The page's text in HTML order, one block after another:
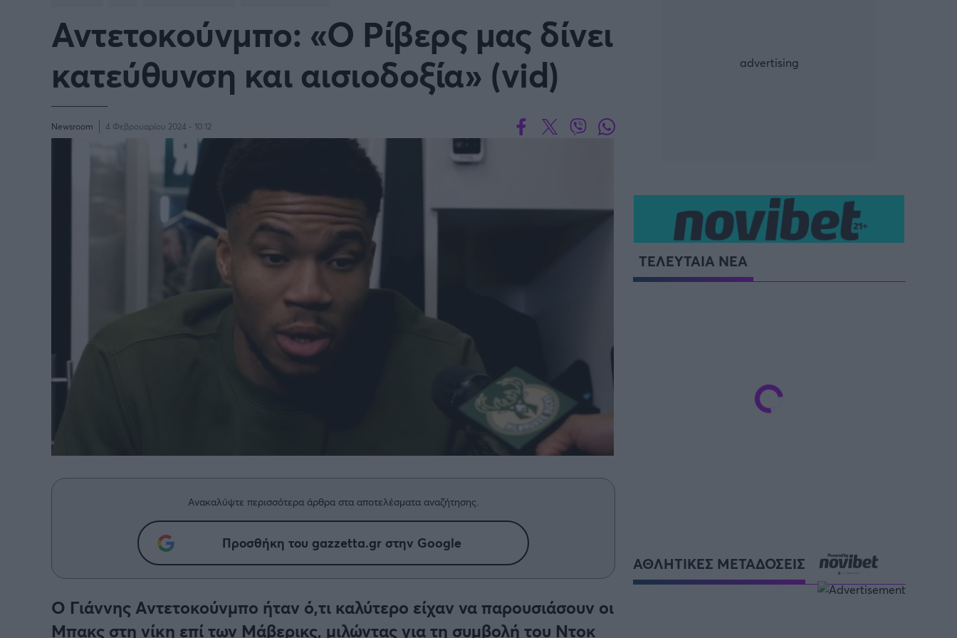
Πυγμαχία Άρση Βαρών
Γιώργος Τσακίρης Μιχάλης Τσαμπάς Δημήτρης Τσορμπατζόγλου
BASKETBALL CHAMPIONS
LEAGUE
NBA WNBA
VTB LEAGUE Α1 Μπάσκετ Γυναικών Α2 Μπάσκετ - ELITE LEAGUE
Μπάσκετ: Ισπανία Κύπελλο Ελλάδας Μπάσκετ
Μπάσκετ: Γαλλία
Μπάσκετ: Λιθουανία Προολυμπιακό Τουρνουά
Προκριματικά EUROBASKET EUROBASKET 2025 Παγκόσμιο Κύπελλο
EUROBASKET Γυναικών 2025 Ολυμπιακοί Αγώνες Μπάσκετ
Προολυμπιακό τουρνουά
EUROBASKET U20
Αντετοκούνμπο: «Ο Ρίβερς μας δίνει
κατεύθυνση και αισιοδοξία» (vid)
Newsroom 4 Φεβρουαρίου 2024 - 10:12
Ανακαλύψτε περισσότερα άρθρα στα αποτελέσματα αναζήτησης.
Προσθήκη του gazzetta.gr στην Google
Ο Γιάννης Αντετοκούνμπο ήταν ό,τι καλύτερο είχαν να παρουσιάσουν οι
Μπακς στη νίκη επί των Μάβερικς, μιλώντας για τη συμβολή του Ντοκ
ΤΕΛΕΥΤΑΙΑ ΝΕΑ
ΑΘΛΗΤΙΚΕΣ ΜΕΤΑΔΟΣΕΙΣ